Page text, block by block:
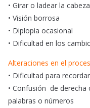
• Girar o ladear la
• Visión borrosa
• Diplopia ocasional
• Dificultad en los
Alteraciones en el
• Dificultad para
• Confusión de derecha
palabras o números